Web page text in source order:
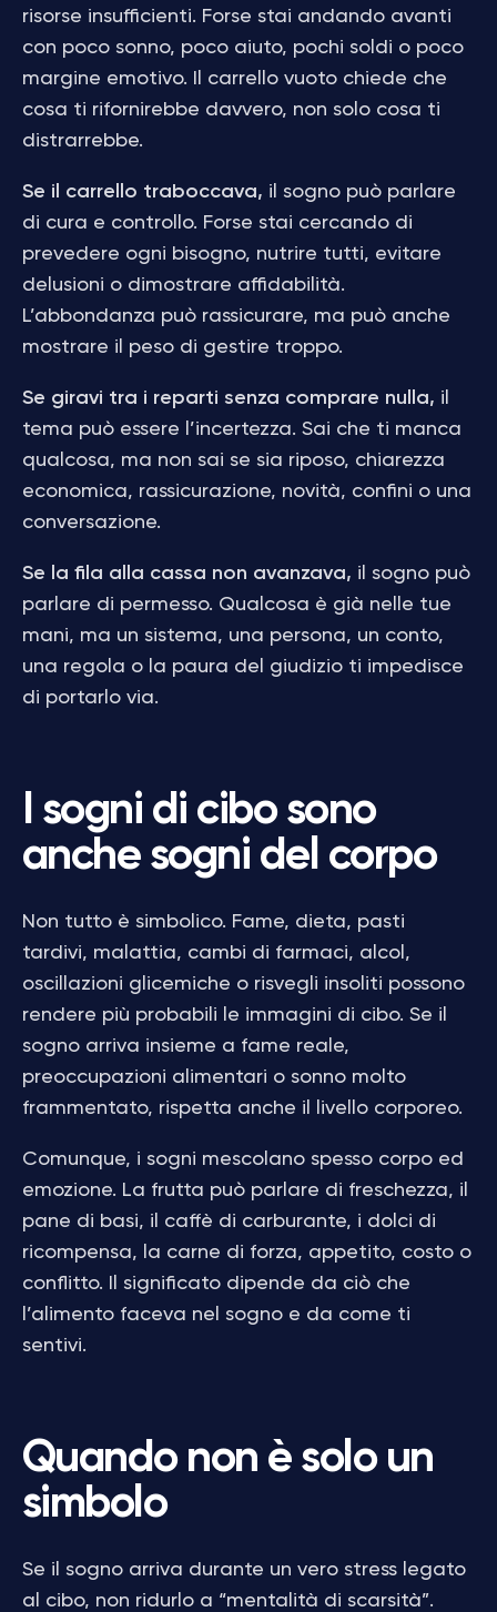
risorse insufficienti. Forse stai andando avanti
con poco sonno, poco aiuto, pochi soldi o poco
margine emotivo. Il carrello vuoto chiede che
cosa ti rifornirebbe davvero, non solo cosa ti
distrarrebbe.
Se il carrello traboccava, il sogno può parlare
di cura e controllo. Forse stai cercando di
prevedere ogni bisogno, nutrire tutti, evitare
delusioni o dimostrare affidabilità.
L’abbondanza può rassicurare, ma può anche
mostrare il peso di gestire troppo.
Se giravi tra i reparti senza comprare nulla, il
tema può essere l’incertezza. Sai che ti manca
qualcosa, ma non sai se sia riposo, chiarezza
economica, rassicurazione, novità, confini o una
conversazione.
Se la fila alla cassa non avanzava, il sogno può
parlare di permesso. Qualcosa è già nelle tue
mani, ma un sistema, una persona, un conto,
una regola o la paura del giudizio ti impedisce
di portarlo via.
I sogni di cibo sono
anche sogni del corpo
Non tutto è simbolico. Fame, dieta, pasti
tardivi, malattia, cambi di farmaci, alcol,
oscillazioni glicemiche o risvegli insoliti possono
rendere più probabili le immagini di cibo. Se il
sogno arriva insieme a fame reale,
preoccupazioni alimentari o sonno molto
frammentato, rispetta anche il livello corporeo.
Comunque, i sogni mescolano spesso corpo ed
emozione. La frutta può parlare di freschezza, il
pane di basi, il caffè di carburante, i dolci di
ricompensa, la carne di forza, appetito, costo o
conflitto. Il significato dipende da ciò che
l’alimento faceva nel sogno e da come ti
sentivi.
Quando non è solo un
simbolo
Se il sogno arriva durante un vero stress legato
al cibo, non ridurlo a “mentalità di scarsità”.